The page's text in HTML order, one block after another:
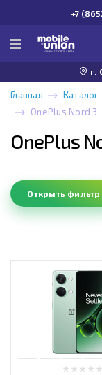
+7
г.
Главная Каталог
OnePlus Nord 3
OnePlus
Открыть фильтр